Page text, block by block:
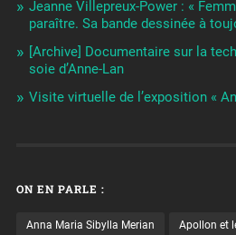
Jeanne Villepreux-Power : «
paraître. Sa bande dessinée à
[Archive] Documentaire sur la
soie d’Anne-Lan
Visite virtuelle de l’exposition «
ON EN PARLE :
Anna Maria Sibylla Merian Apollon et